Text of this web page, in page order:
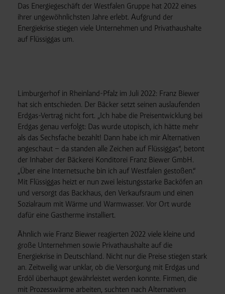
Das Energiegeschäft der Westfalen Gruppe hat 2022 eines
ihrer ungewöhnlichsten Jahre erlebt. Aufgrund der
Energiekrise stiegen viele Unternehmen und Privathaushalte
auf Flüssiggas um.
Limburgerhof in Rheinland-Pfalz im Juli 2022: Franz Biewer
hat sich entschieden. Der Bäcker setzt seinen auslaufenden
Erdgas-Vertrag nicht fort. „Ich habe die Preisentwicklung bei
Erdgas genau verfolgt: Das wurde utopisch, ich hätte mehr
als das Sechsfache bezahlt! Dann habe ich mir Alternativen
angeschaut – da standen alle Zeichen auf Flüssiggas“, betont
der Inhaber der Bäckerei Konditorei Franz Biewer GmbH.
„Über eine Internetsuche bin ich auf Westfalen gestoßen.“
Mit Flüssiggas heizt er nun zwei leistungsstarke Backöfen an
und versorgt das Backhaus, den Verkaufsraum und einen
Sozialraum mit Wärme und Warmwasser. Vor Ort wurde
dafür eine Gastherme installiert.
Ähnlich wie Franz Biewer reagierten 2022 viele kleine und
große Unternehmen sowie Privathaushalte auf die
Energiekrise in Deutschland. Nicht nur die Preise stiegen stark
an. Zeitweilig war unklar, ob die Versorgung mit Erdgas und
Erdöl überhaupt gewährleistet werden konnte. Firmen, die
mit Prozesswärme arbeiten, suchten nach Alternativen